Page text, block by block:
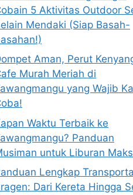
5 Aktivitas Outdoor
Mendaki (Siap Basah-
Aman, Perut
Murah Meriah di
yang Wajib
Waktu Terbaik ke
Panduan
untuk Liburan
Lengkap
Dari Kereta Hingga